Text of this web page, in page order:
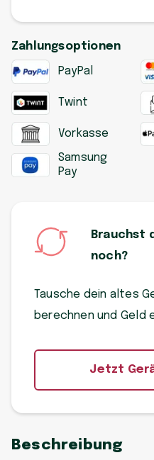
Zahlungsoptionen
PayPal
Twint
Vorkasse
Samsung
Pay
Brauchst
noch?
Tausche dein altes
berechnen und Geld
Jetzt
Beschreibung